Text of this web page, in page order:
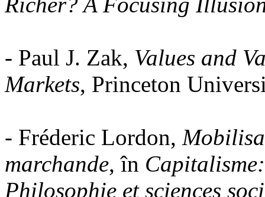
- Paul J. Zak, Values and
Markets, Princeton
- Fréderic Lordon,
marchande, în
Philosophie et sciences